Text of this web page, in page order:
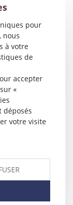
des
pour
nous
à votre
de
accepter
«
déposés
votre visite